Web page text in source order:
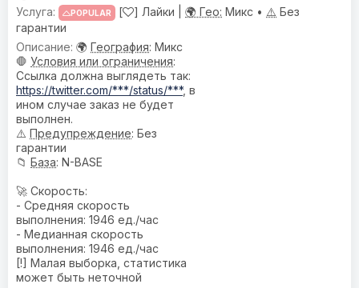
POPULAR [ ] Лайки | 🌍 Гео: Микс • ⚠️ Без
гарантии
🌍 География: Микс
🛑 Условия или ограничения:
Ссылка должна выглядеть так:
https://twitter.com/***/status/***, в
ином случае заказ не будет
выполнен.
⚠️ Предупреждениe: Без
гарантии
📁 База: N-BASE
🚀 Скорость:
- Средняя скорость
выполнения: 1946 ед./час
- Медианная скорость
выполнения: 1946 ед./час
[!] Малая выборка, статистика
может быть неточной